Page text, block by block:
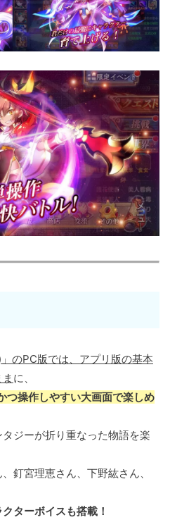
のPC版では、アプリ版の基本
に、
つ操作しやすい大画面で楽しめ
ジーが折り重なった物語を楽
釘宮理恵さん、下野紘さん、
ターボイスも搭載！